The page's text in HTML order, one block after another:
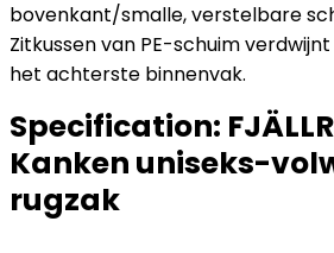
bovenkant/smalle, verstelbare
Zitkussen van PE-schuim
het achterste binnenvak.
Specification:
Kanken uniseks-
rugzak